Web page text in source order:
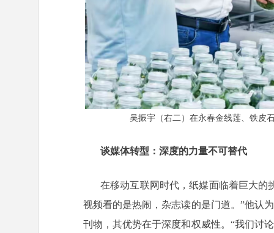
吴振宇（右二）在永春金线莲、铁皮
谈媒体转型：深度的力量不可替代
在移动互联网时代，纸媒面临着巨大的
视频看的是热闹，杂志读的是门道。”他认
刊物，其优势在于深度和权威性。“我们讨